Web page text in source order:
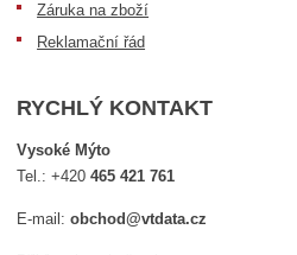
Záruka na zboží
Reklamační řád
RYCHLÝ KONTAKT
Vysoké Mýto
Tel.:+420465 421 761
E-mail:obchod@vtdata.cz